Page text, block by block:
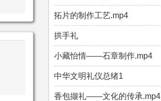
拓片的制作工艺.mp4
拱手礼
小藏怡情——石章制作.mp4
中华文明礼仪总绪1
香包撷礼——文化的传承.mp4